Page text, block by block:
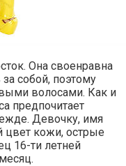
Она своенравна
собой, поэтому
волосами. Как и
предпочитает
Девочку, имя
цвет кожи, острые
16-ти летней